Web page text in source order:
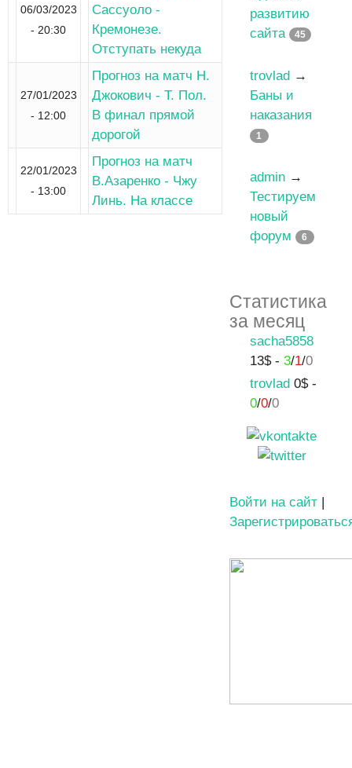
06/03/2023
- 20:30
Сассуоло -
Кремонезе.
Отступать некуда
27/01/2023
- 12:00
Прогноз на матч Н.
Джокович - Т. Пол.
В финал прямой
дорогой
22/01/2023
- 13:00
Прогноз на матч
В.Азаренко - Чжу
Линь. На классе
развитию
сайта
45
trovlad→
Баны и
наказания
1
admin→
Тестируем
новый
форум
6
Статистика
за месяц
sacha5858
13$ - 3/1/0
trovlad 0$ -
0/0/0
Войти на сайт